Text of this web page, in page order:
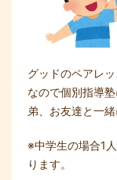
グッドのペアレ
なので個別指導
弟、お友達と一
※中学生の場合1
ります。